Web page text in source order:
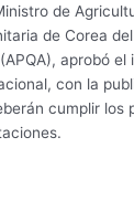
de
de Corea
aprobó
con la
cumplir los